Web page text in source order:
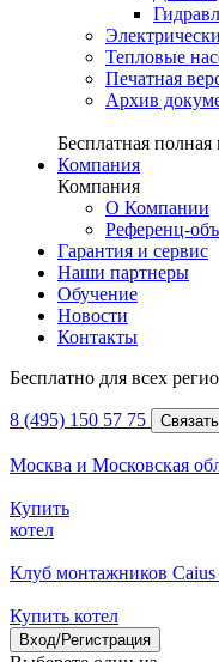
Тепловые
Печатная
Архив
Бесплатная полная
Компания
Компания
О Компании
Референц-
Гарантия и сервис
Наши партнеры
Обучение
Новости
Контакты
Бесплатно для всех
8 (495) 150 57 75
Москва и Московская
Купить
котел
Клуб монтажников
Купить котел
Вход/Регистрация